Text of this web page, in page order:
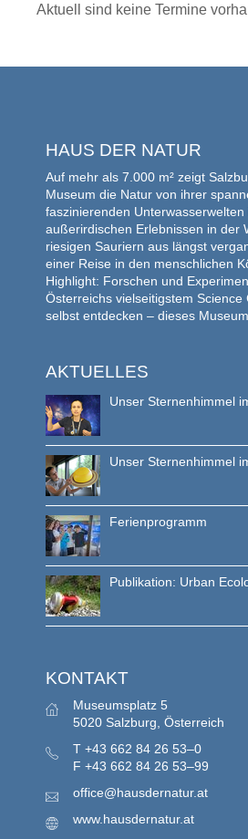
Aktuell sind keine Termine
HAUS DER NATUR
Auf mehr als 7.000 m² zeigt
Museum die Natur von ihrer
faszinierenden Unterwasserwelten
außerirdischen Erlebnissen in der
riesigen Sauriern aus längst
einer Reise in den menschlichen
Highlight: Forschen und
Österreichs vielseitigstem Science
selbst entdecken – dieses
AKTUELLES
Unser Sternenhimmel
Unser Sternenhimmel
Ferienprogramm
Publikation: Urban
KONTAKT
Museumsplatz 5
5020 Salzburg, Österreich
T +43 662 84 26 53–0
F +43 662 84 26 53–99
office@hausdernatur.at
www.hausdernatur.at